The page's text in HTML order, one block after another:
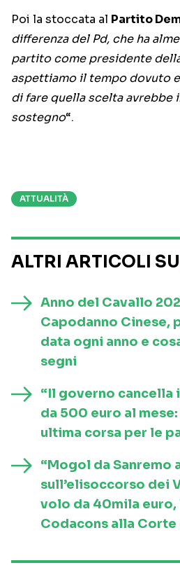
Poi la stoccata al Partito
differenza del Pd, che ha
partito come presidente
aspettiamo il tempo dovuto
di fare quella scelta
sostegno“.
ATTUALITÀ
ALTRI ARTICOLI SU
Anno del Cavallo
Capodanno Cinese,
data ogni anno e
segni
“Il governo cancella
da 500 euro al
ultima corsa per le
“Mogol da Sanremo
sull’elisoccorso dei
volo da 40mila euro,
Codacons alla